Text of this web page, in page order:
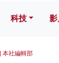
科技
本社編輯部